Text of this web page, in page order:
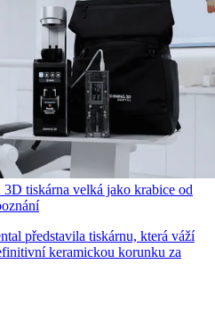
tiskárna velká jako krabice od
představila tiskárnu, která váží
keramickou korunku za